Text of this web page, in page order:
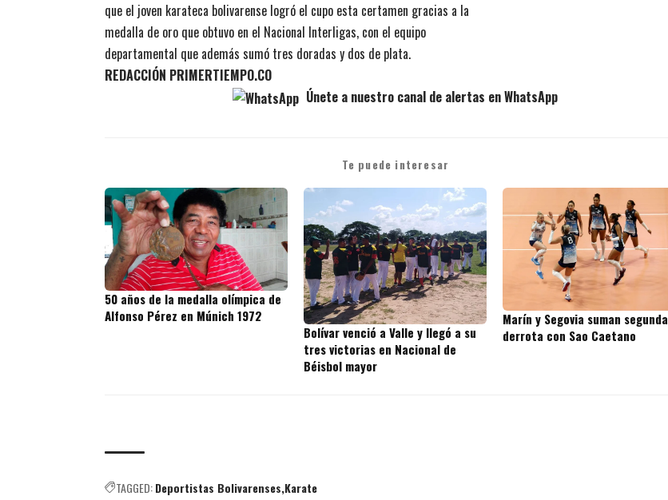
que el joven karateca bolivarense logró el cupo esta certamen gracias a la
medalla de oro que obtuvo en el Nacional Interligas, con el equipo
departamental que además sumó tres doradas y dos de plata.
REDACCIÓN PRIMERTIEMPO.CO
Únete a nuestro canal de alertas en WhatsApp
Te puede interesar
50 años de la medalla olímpica de
Alfonso Pérez en Múnich 1972
Bolívar venció a Valle y llegó a su
tres victorias en Nacional de
Béisbol mayor
Marín y Segovia suman segunda
derrota con Sao Caetano
TAGGED:Deportistas Bolivarenses Karate